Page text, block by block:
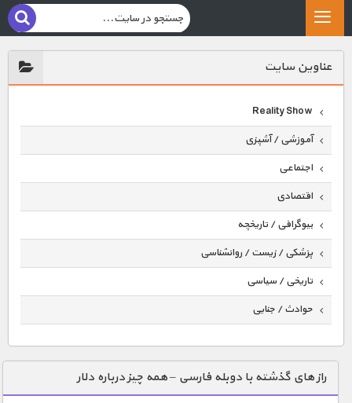
عناوين سايت
Reality Show
آموزشی / آشپزی
اجتماعی
اقتصادی
بیوگرافی / تاریخچه
پزشکی / زیست / روانشناسی
تاریخی / سیاسی
حوادث / جنایی
دنیای خوراکی ها
زمین شناسی / محیط زیست
راز های گذشته با دوبله فارسی – همه چیز درباره دلار